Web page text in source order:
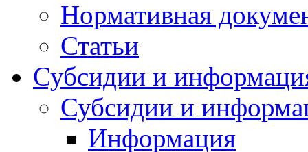
Нормативная
Статьи
Субсидии и
Субсидии и
Информация